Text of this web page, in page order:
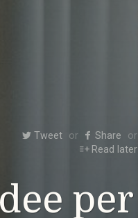
Tweet
Share
Read later
per